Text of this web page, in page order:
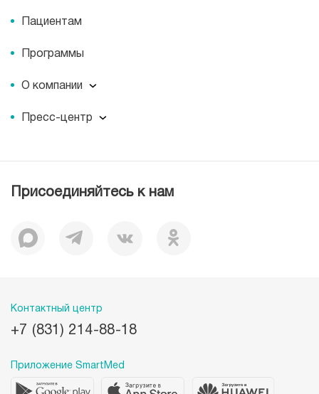
Пациентам
Программы
О компании
Отзывы
Лицензии
Корпоративная социальная ответственность
Пресс-центр
Журнал для пациентов «МЕДСИ СЕГОДНЯ»
Присоединяйтесь к нам
Контактный центр
+7 (831) 214-88-18
Приложение SmartMed